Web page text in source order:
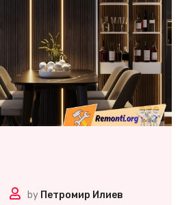
by Петромир Илиев